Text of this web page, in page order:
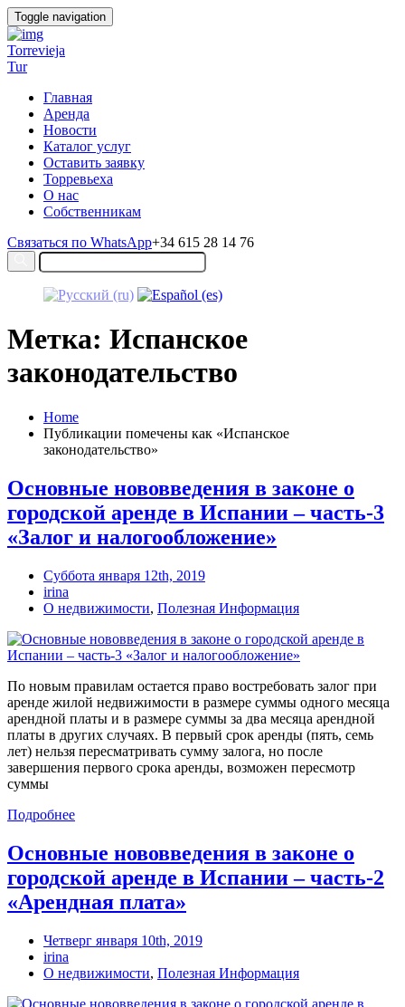
Toggle navigation
Torrevieja
Tur
Главная
Аренда
Новости
Каталог услуг
Оставить заявку
Торревьеха
О нас
Собственникам
Связаться по WhatsApp+34 615 28 14 76
Метка: Испанское
законодательство
Home
Публикации помечены как «Испанское
законодательство»
Основные нововведения в законе о
городской аренде в Испании – часть-3
«Залог и налогообложение»
Суббота января 12th, 2019
irina
О недвижимости, Полезная Информация
По новым правилам остается право востребовать залог при
аренде жилой недвижимости в размере суммы одного месяца
арендной платы и в размере суммы за два месяца арендной
платы в других случаях. В первый срок аренды (пять, семь
лет) нельзя пересматривать сумму залога, но после
завершения первого срока аренды, возможен пересмотр
суммы
Подробнее
Основные нововведения в законе о
городской аренде в Испании – часть-2
«Арендная плата»
Четверг января 10th, 2019
irina
О недвижимости, Полезная Информация